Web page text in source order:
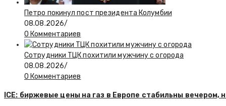
Петро покинул пост президента Колумбии
08.08.2026/
0 Комментариев
Сотрудники ТЦК похитили мужчину с огорода
08.08.2026/
0 Комментариев
ICE: биржевые цены на газ в Европе стабильны вечером,